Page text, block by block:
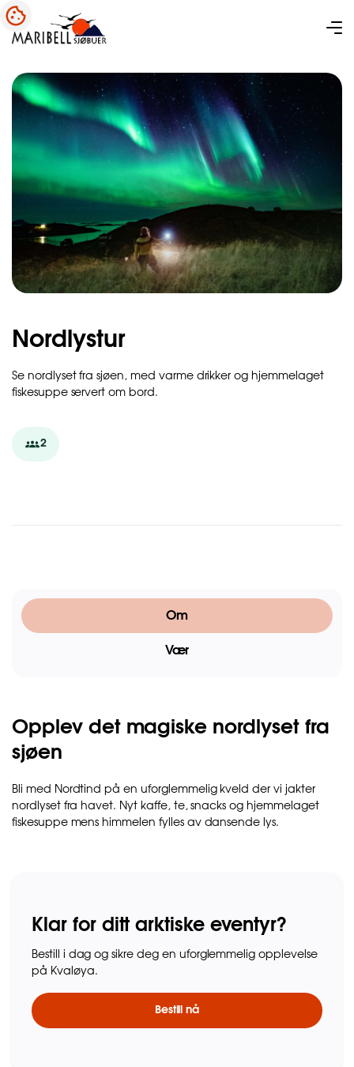
Nordlystur
Se nordlyset fra sjøen, med varme drikker og hjemmelaget
fiskesuppe servert om bord.
2
Om
Vær
Opplev det magiske nordlyset fra
sjøen
Bli med Nordtind på en uforglemmelig kveld der vi jakter
nordlyset fra havet. Nyt kaffe, te, snacks og hjemmelaget
fiskesuppe mens himmelen fylles av dansende lys.
Klar for ditt arktiske eventyr?
Bestill i dag og sikre deg en uforglemmelig opplevelse
på Kvaløya.
Bestill nå